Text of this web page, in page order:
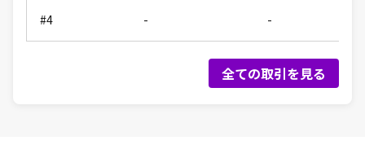
#4 - -
全ての取引を見る